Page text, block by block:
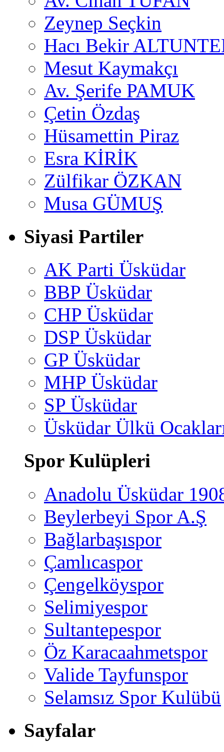
Zeynep Seçkin
Hacı Bekir
Mesut Kaymakçı
Av. Şerife PAMUK
Çetin Özdaş
Hüsamettin Piraz
Esra KİRİK
Zülfikar ÖZKAN
Musa GÜMUŞ
Siyasi Partiler
AK Parti Üsküdar
BBP Üsküdar
CHP Üsküdar
DSP Üsküdar
GP Üsküdar
MHP Üsküdar
SP Üsküdar
Üsküdar Ülkü
Spor Kulüpleri
Anadolu Üsküdar
Beylerbeyi Spor A.Ş
Bağlarbaşıspor
Çamlıcaspor
Çengelköyspor
Selimiyespor
Sultantepespor
Öz Karacaahmetspor
Valide Tayfunspor
Selamsız Spor Kulübü
Sayfalar